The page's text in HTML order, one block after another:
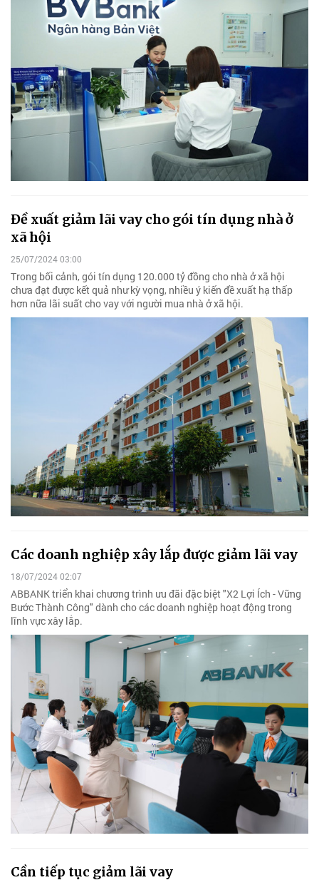
Đề xuất giảm lãi vay cho gói tín dụng nhà ở
xã hội
25/07/2024 03:00
Trong bối cảnh, gói tín dụng 120.000 tỷ đồng cho nhà ở xã hội
chưa đạt được kết quả như kỳ vọng, nhiều ý kiến đề xuất hạ thấp
hơn nữa lãi suất cho vay với người mua nhà ở xã hội.
Các doanh nghiệp xây lắp được giảm lãi vay
18/07/2024 02:07
ABBANK triển khai chương trình ưu đãi đặc biệt "X2 Lợi Ích - Vững
Bước Thành Công" dành cho các doanh nghiệp hoạt động trong
lĩnh vực xây lắp.
Cần tiếp tục giảm lãi vay